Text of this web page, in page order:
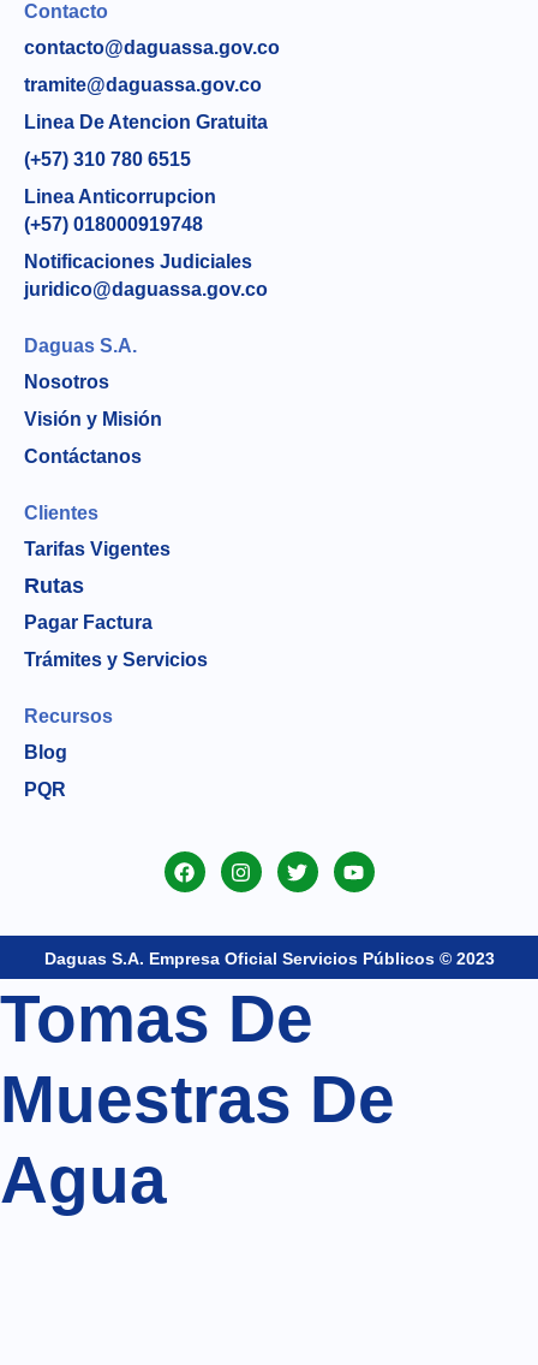
Contacto
contacto@daguassa.gov.co
tramite@daguassa.gov.co
Linea De Atencion Gratuita
(+57) 310 780 6515
Linea Anticorrupcion
(+57) 018000919748
Notificaciones Judiciales
juridico@daguassa.gov.co
Daguas S.A.
Nosotros
Visión y Misión
Contáctanos
Clientes
Tarifas Vigentes
Rutas
Pagar Factura
Trámites y Servicios
Recursos
Blog
PQR
Daguas S.A. Empresa Oficial Servicios Públicos © 2023
Tomas De
Muestras De
Agua